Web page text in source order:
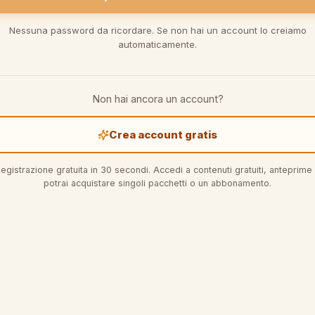
Nessuna password da ricordare. Se non hai un account lo creiamo
automaticamente.
Non hai ancora un account?
Crea account gratis
gratuita in 30 secondi. Accedi a contenuti gratuiti, anteprime
potrai acquistare singoli pacchetti o un abbonamento.